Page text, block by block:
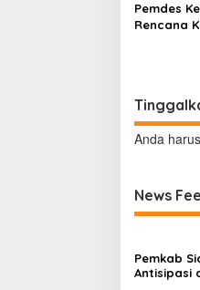
Pemdes
Rencana
Anda harus
News
Pemkab
Antisipasi